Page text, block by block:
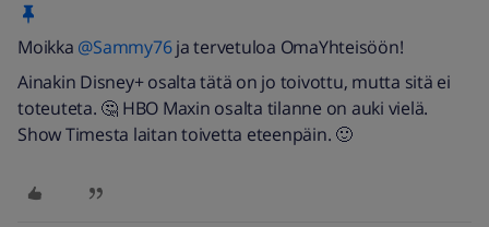
Moikka @Sammy76ja tervetuloa OmaYhteisöön!
Ainakin Disney+ osalta tätä on jo toivottu, mutta sitä ei
toteuteta. 🤔 HBO Maxin osalta tilanne on auki vielä.
Show Timesta laitan toivetta eteenpäin. 🙂